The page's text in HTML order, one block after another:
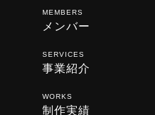
MEMBERS
メンバー
SERVICES
事業紹介
WORKS
制作実績